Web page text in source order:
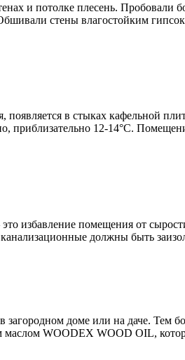
и потолке плесень. Пробовали
стены влагостойким
в стыках кафельной
приблизательно 12-14°С.
избавление помещения от
должны быть
доме или на даче. Тем
WOODEX WOOD OIL,